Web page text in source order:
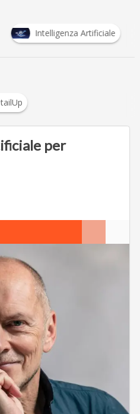
Intelligenza Artificiale
per